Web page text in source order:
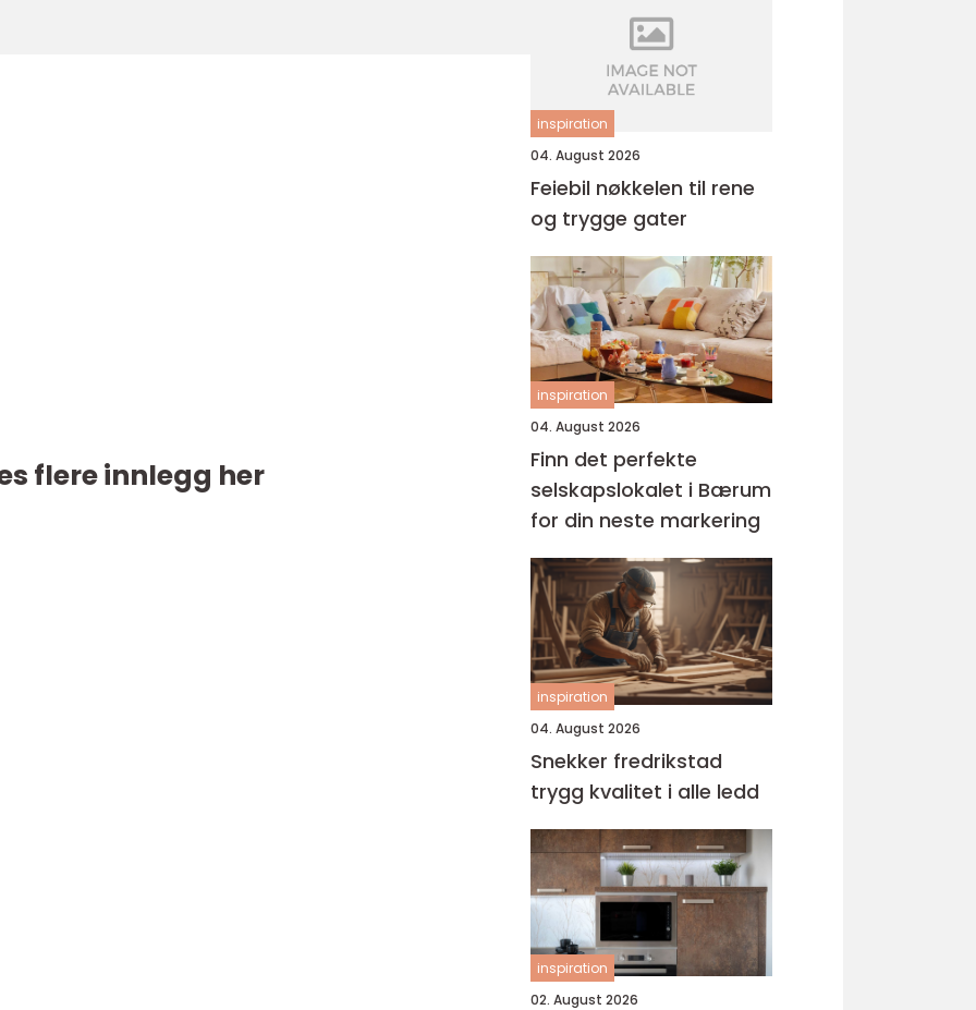
flere innlegg her
inspiration
04. August 2026
Feiebil nøkkelen til rene
og trygge gater
inspiration
04. August 2026
Finn det perfekte
selskapslokalet i Bærum
for din neste markering
inspiration
04. August 2026
Snekker fredrikstad
trygg kvalitet i alle ledd
inspiration
02. August 2026